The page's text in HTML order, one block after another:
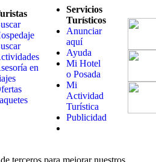
en
Servicios
Turísticos
Anunciar
aquí
Ayuda
Mi Hotel
o Posada
Mi
Actividad
Turística
Publicidad
terceros para mejorar nuestros